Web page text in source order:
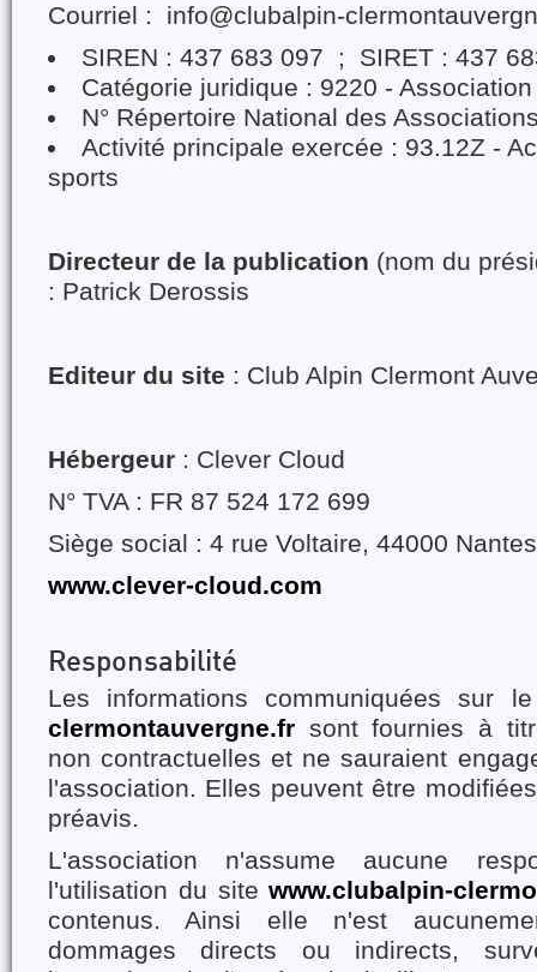
Courriel : info@clubalpin-
SIREN : 437 683 097 ; SIRET : 437
Catégorie juridique : 9220 -
N° Répertoire National des
Activité principale exercée : 93.12Z -
sports
Directeur de la publication (nom du
: Patrick Derossis
Editeur du site : Club Alpin Clermont
Hébergeur : Clever Cloud
N° TVA : FR 87 524 172 699
Siège social : 4 rue Voltaire, 44000
www.clever-cloud.com
Responsabilité
Les informations communiquées sur
clermontauvergne.fr sont fournies à
non contractuelles et ne sauraient
l'association. Elles peuvent être
préavis.
L'association n'assume aucune
l'utilisation du sitewww.clubalpin-
contenus. Ainsi elle n'est
dommages directs ou indirects,